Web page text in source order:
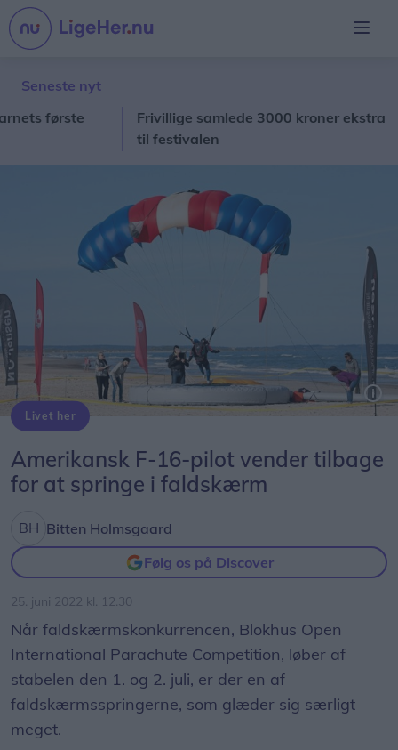
Seneste nyt
første
Frivillige samlede 3000 kroner ekstra
til festivalen
Livet her
Amerikansk F-16-pilot vender tilbage
for at springe i faldskærm
Bitten Holmsgaard
Følg os på Discover
25. juni 2022 kl. 12.30
Når faldskærmskonkurrencen, Blokhus Open
International Parachute Competition, løber af
stabelen den 1. og 2. juli, er der en af
faldskærmsspringerne, som glæder sig særligt
meget.